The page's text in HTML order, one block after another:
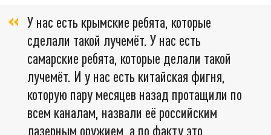
У нас есть крымские ребята, которые
сделали такой лучемёт. У нас есть
самарские ребята, которые делали такой
лучемёт. И у нас есть китайская фигня,
которую пару месяцев назад протащили по
всем каналам, назвали её российским
лазерным оружием, а по факту это